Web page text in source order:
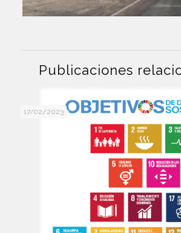
Publicaciones
17/02/2023